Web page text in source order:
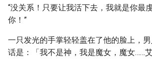
“没关系！只要让我活下去，我就是你最
你！”
一只发光的手掌轻轻盖在了他的脸上，
话是：「我不是神，我是魔女，魔女……艾